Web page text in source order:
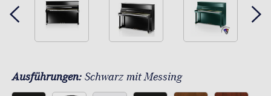
Ausführungen: Schwarz mit Messing